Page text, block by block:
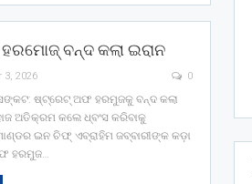
ବନ୍ଦ କଲା ଇରାନ
3, 2026 0
ଷ୍ଟ୍ରେଟ୍‌ ଅଫ ହରମୁଜକୁ ବନ୍ଦ କଲା
ଅତିକ୍ରମ କଲେ ଧ୍ବଂସ କରିବାକୁ
ଇନ ଚିଫ୍‌ ଏବ୍ରାହିମ ଜବ୍ବାରୀଙ୍କ କଡ଼ା
ହରମୁଜ…